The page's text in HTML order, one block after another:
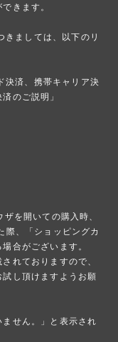
きます。
ましては、以下のリ
決済、携帯キャリア決
のご説明」
を開いての購入時、
、「ショッピングカ
合がございます。
れておりますので、
し頂けますようお願
せん。」と表示され